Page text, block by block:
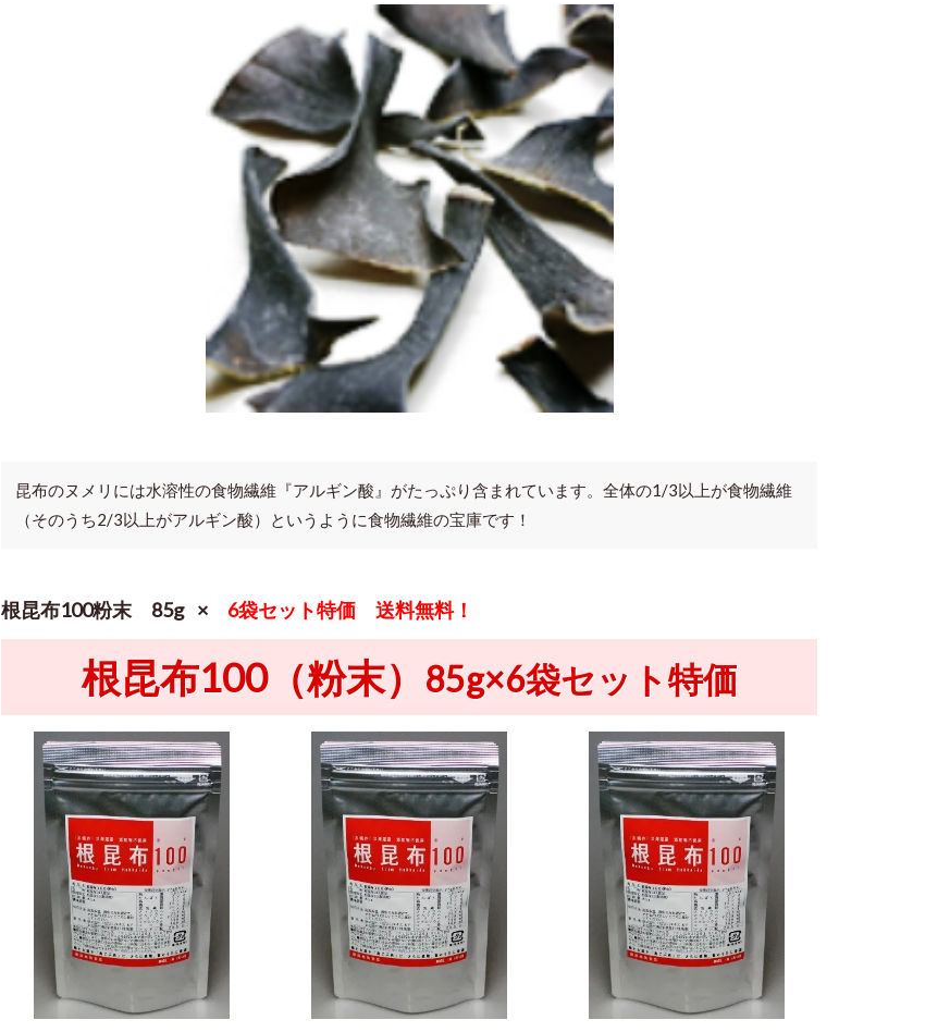
昆布のヌメリには水溶性の食物繊維『アルギン酸』がたっぷり含まれています。全体の1/3以上が食物繊維
（そのうち2/3以上がアルギン酸）というように食物繊維の宝庫です！
根昆布100粉末 85g × 6袋セット特価 送料無料！
根昆布100（粉末） 85g×6袋セット特価